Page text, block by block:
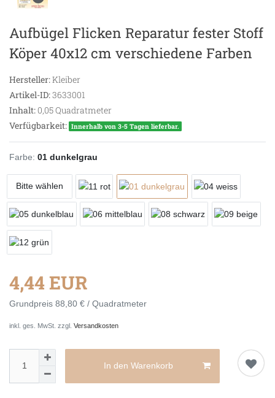
Aufbügel Flicken Reparatur fester Stoff
Köper 40x12 cm verschiedene Farben
Hersteller:Kleiber
Artikel-ID:3633001
Inhalt:0,05Quadratmeter
Verfügbarkeit: Innerhalb von 3-5 Tagen lieferbar.
Farbe: 01 dunkelgrau
Bitte wählen
4,44 EUR
Grundpreis 88,80 € / Quadratmeter
inkl. ges. MwSt. zzgl. Versandkosten
In den Warenkorb